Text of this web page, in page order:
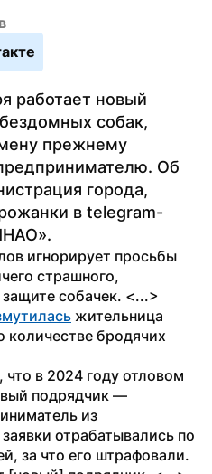
работает новый
собак,
прежнему
Об
города,
в telegram-
игнорирует просьбы
страшного,
собачек. <...>
жительница
количестве бродячих
что в 2024 году отловом
подрядчик —
из
отрабатывались по
за что его штрафовали.